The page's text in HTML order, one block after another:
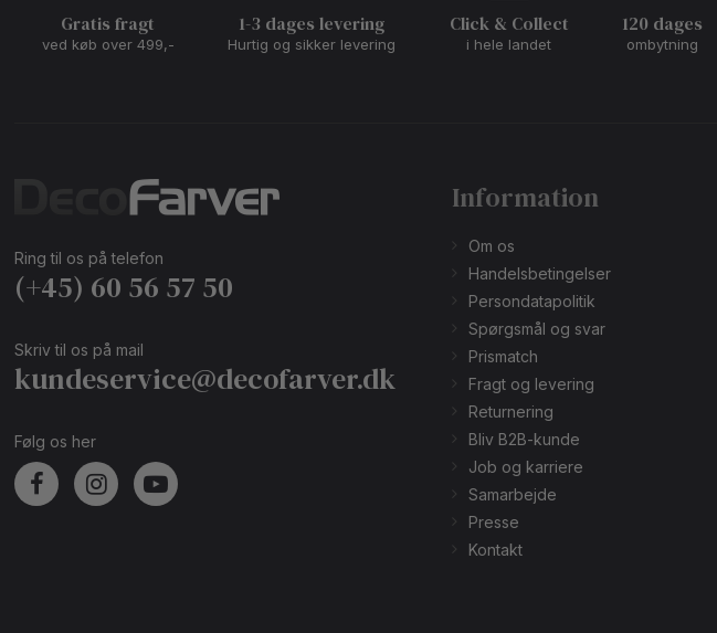
Gratis fragt
ved køb over 499,-
1-3 dages levering
Hurtig og sikker levering
Click & Collect
i hele landet
120 dages
ombytning
Ring til os på telefon
(+45) 60 56 57 50
Skriv til os på mail
kundeservice@decofarver.dk
Følg os her
Information
Om os
Handelsbetingelser
Persondatapolitik
Spørgsmål og svar
Prismatch
Fragt og levering
Returnering
Bliv B2B-kunde
Job og karriere
Samarbejde
Presse
Kontakt